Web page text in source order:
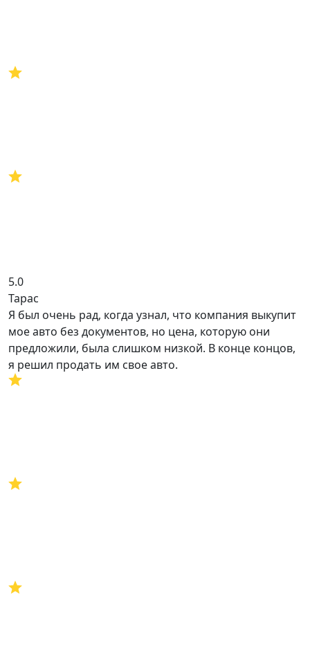
5.0
Тарас
Я был очень рад, когда узнал, что компания выкупит
мое авто без документов, но цена, которую они
предложили, была слишком низкой. В конце концов,
я решил продать им свое авто.